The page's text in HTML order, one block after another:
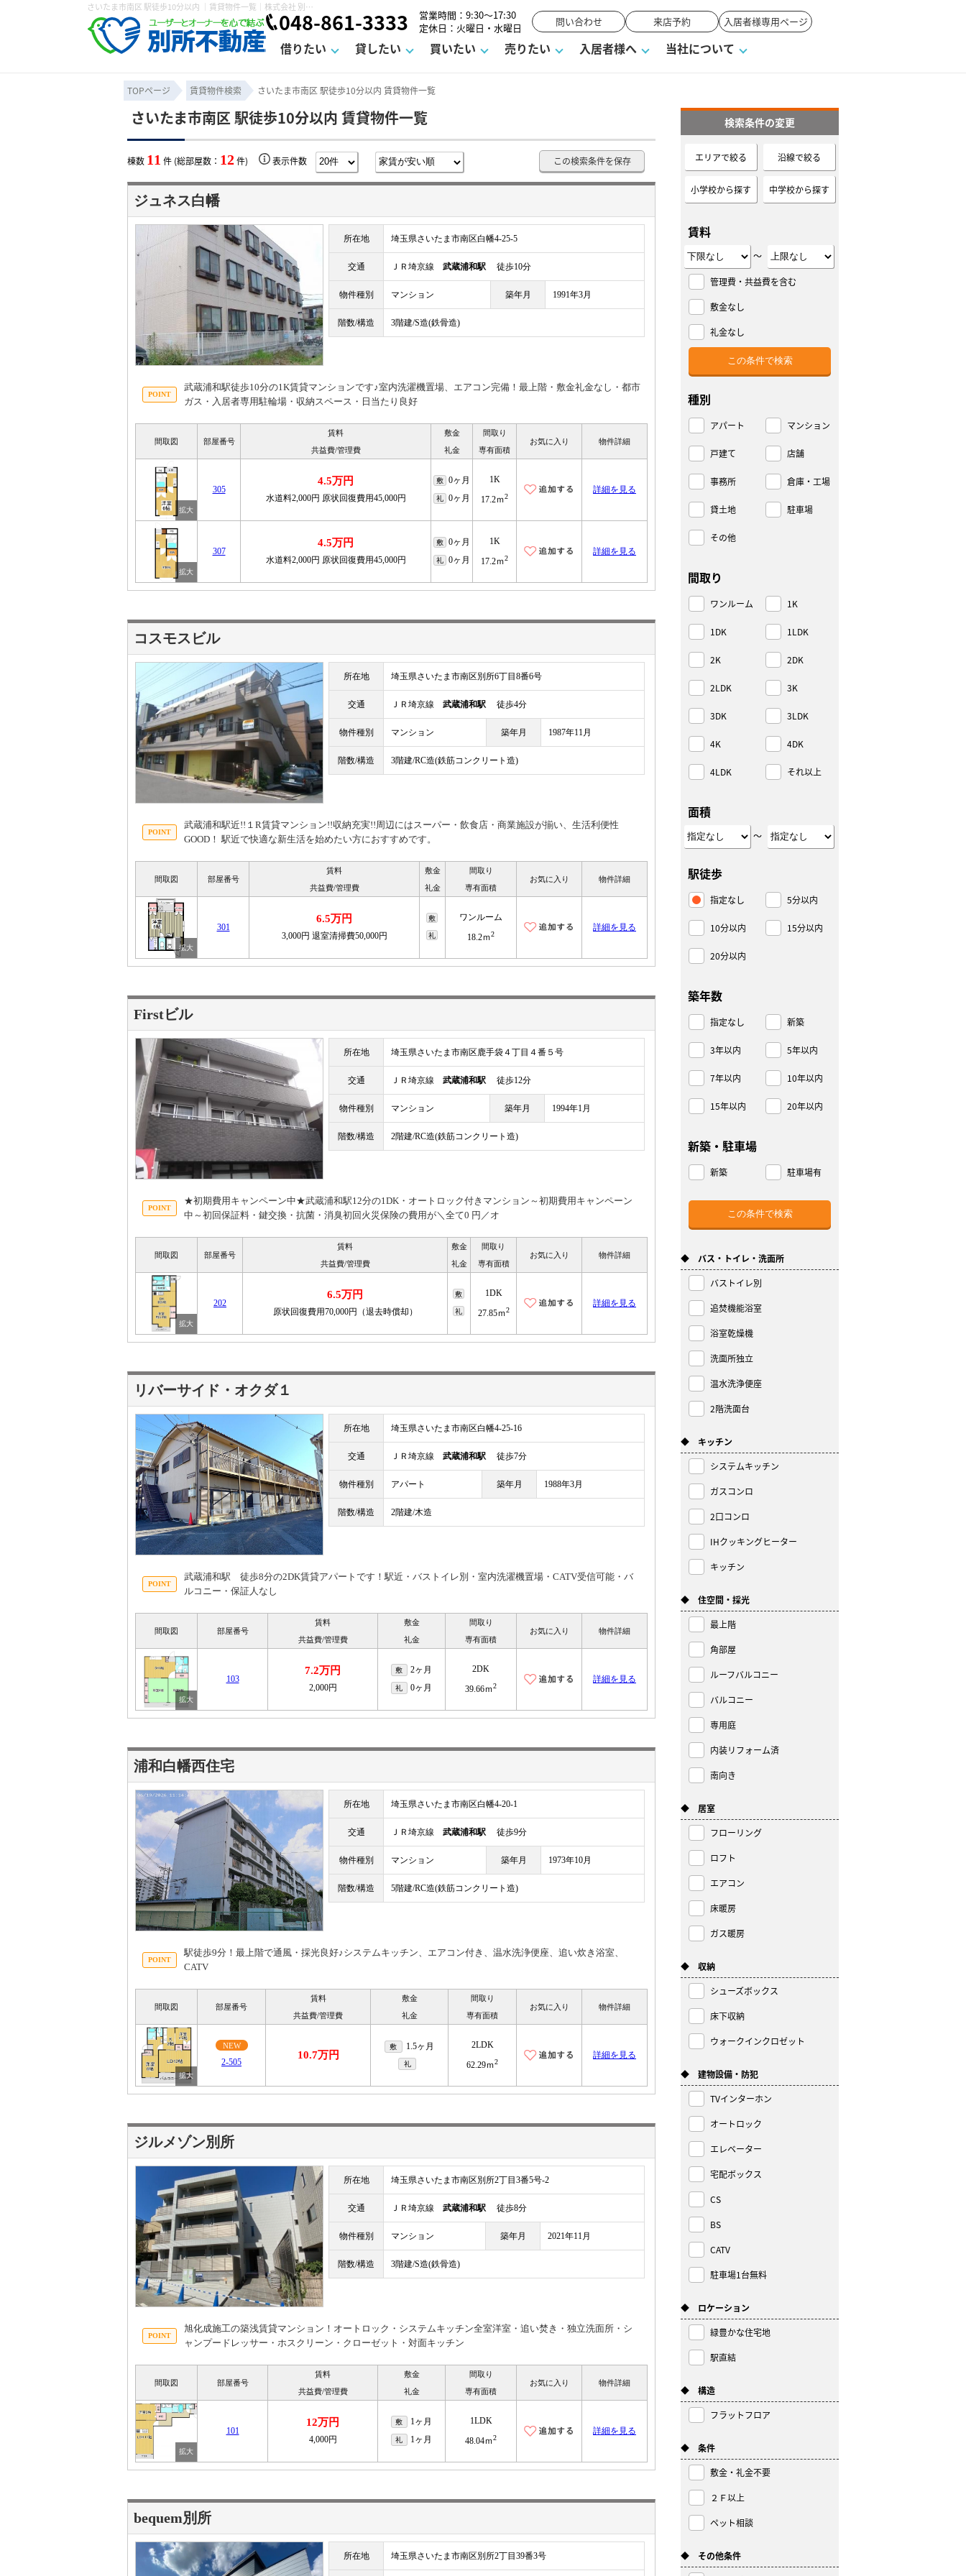
さいたま市南区 駅徒歩10分以内 ｜賃貸物件一覧｜株式会社 別所不動産
048-861-3333
営業時間：9:30～17:30
定休日：火曜日・水曜日
問い合わせ 来店予約 入居者様専用ページ
借りたい
条件から探す 学区から探す 町名から探す 駐車場を探す お気に入り一覧 物件閲覧履歴
保存した検索条件 賃貸契約までの流れ よくある質問 不動産用語・賃貸用語集
貸したい
賃貸管理について 賃貸経営塾 賃貸Q&A 空室対策 業界ニュース
オーナー座談会 賃貸法律相談室
買いたい
売買物件一覧 購入時の諸費用 購入までの流れ よくある質問 マンションVS戸建て 賃貸vs持ち家
売りたい
不動産売却について 住み替え 借地底地 相続 仲介手数料について
媒介契約の種類 諸費用 仲介と買取の違い 必要な書類 売却の流れ 高く売るポイント
よくある質問
入居者様へ
入居者様専用ページ 退去申請フォーム 駐車場解約フォーム
当社について
会社概要 スタッフ紹介 お知らせ お客様の声 街紹介 お問い合わせ 来店予約
個人情報の取り扱い カスタマーハラスメントに対する基本方針
TOPページ 賃貸物件検索 さいたま市南区 駅徒歩10分以内 賃貸物件一覧
さいたま市南区 駅徒歩10分以内 賃貸物件一覧
棟数 11 件 (総部屋数： 12件) 表示件数 この検索条件を保存
ジュネス白幡
所在地 埼玉県さいたま市南区白幡4-25-5
交通 ＪＲ埼京線 武蔵浦和駅 徒歩10分
物件種別 マンション 築年月 1991年3月
階数/構造 3階建/S造(鉄骨造)
武蔵浦和駅徒歩10分の1K賃貸マンションです♪室内洗濯機置場、エアコン完備！最上階・敷金礼金なし・都市
ガス・入居者専用駐輪場・収納スペース・日当たり良好
間取図 部屋番号
賃料
共益費/管理費
敷金
礼金
間取り
専有面積
お気に入り 物件詳細
305
4.5万円
水道料2,000円 原状回復費用45,000円
敷 0ヶ月
礼 0ヶ月
1K
17.2ｍ2
詳細を見る
307
4.5万円
水道料2,000円 原状回復費用45,000円
敷 0ヶ月
礼 0ヶ月
1K
17.2ｍ2
詳細を見る
コスモスビル
所在地 埼玉県さいたま市南区別所6丁目8番6号
交通 ＪＲ埼京線 武蔵浦和駅 徒歩4分
物件種別 マンション 築年月 1987年11月
階数/構造 3階建/RC造(鉄筋コンクリート造)
武蔵浦和駅近!!１R賃貸マンション!!収納充実!!周辺にはスーパー・飲食店・商業施設が揃い、生活利便性
GOOD！ 駅近で快適な新生活を始めたい方におすすめです。
間取図 部屋番号
賃料
共益費/管理費
敷金
礼金
間取り
専有面積
お気に入り 物件詳細
301
6.5万円
3,000円 退室清掃費50,000円
敷
礼
ワンルーム
18.2ｍ2
詳細を見る
Firstビル
所在地 埼玉県さいたま市南区鹿手袋４丁目４番５号
交通 ＪＲ埼京線 武蔵浦和駅 徒歩12分
物件種別 マンション 築年月 1994年1月
階数/構造 2階建/RC造(鉄筋コンクリート造)
★初期費用キャンペーン中★武蔵浦和駅12分の1DK・オートロック付きマンション～初期費用キャンペーン
中～初回保証料・鍵交換・抗菌・消臭初回火災保険の費用が＼全て0 円／オ
間取図 部屋番号
賃料
共益費/管理費
敷金
礼金
間取り
専有面積
お気に入り 物件詳細
202
6.5万円
原状回復費用70,000円（退去時償却）
敷
礼
1DK
27.85ｍ2
詳細を見る
リバーサイド・オクダ１
所在地 埼玉県さいたま市南区白幡4-25-16
交通 ＪＲ埼京線 武蔵浦和駅 徒歩7分
物件種別 アパート 築年月 1988年3月
階数/構造 2階建/木造
武蔵浦和駅 徒歩8分の2DK賃貸アパートです！駅近・バストイレ別・室内洗濯機置場・CATV受信可能・バ
ルコニー・保証人なし
間取図 部屋番号
賃料
共益費/管理費
敷金
礼金
間取り
専有面積
お気に入り 物件詳細
103
7.2万円
2,000円
敷 2ヶ月
礼 0ヶ月
2DK
39.66ｍ2
詳細を見る
浦和白幡西住宅
所在地 埼玉県さいたま市南区白幡4-20-1
交通 ＪＲ埼京線 武蔵浦和駅 徒歩9分
物件種別 マンション 築年月 1973年10月
階数/構造 5階建/RC造(鉄筋コンクリート造)
駅徒歩9分！最上階で通風・採光良好♪システムキッチン、エアコン付き、温水洗浄便座、追い炊き浴室、
CATV
間取図 部屋番号
賃料
共益費/管理費
敷金
礼金
間取り
専有面積
お気に入り 物件詳細
NEW
2-505
10.7万円
敷 1.5ヶ月
礼
2LDK
62.29ｍ2
詳細を見る
ジルメゾン別所
所在地 埼玉県さいたま市南区別所2丁目3番5号-2
交通 ＪＲ埼京線 武蔵浦和駅 徒歩8分
物件種別 マンション 築年月 2021年11月
階数/構造 3階建/S造(鉄骨造)
旭化成施工の築浅賃貸マンション！オートロック・システムキッチン全室洋室・追い焚き・独立洗面所・シ
ャンプードレッサー・ホスクリーン・クローゼット・対面キッチン
間取図 部屋番号
賃料
共益費/管理費
敷金
礼金
間取り
専有面積
お気に入り 物件詳細
101
12万円
4,000円
敷 1ヶ月
礼 1ヶ月
1LDK
48.04ｍ2
詳細を見る
bequem別所
所在地 埼玉県さいたま市南区別所2丁目39番3号
検索条件の変更
エリアで絞る 沿線で絞る
小学校から探す 中学校から探す
賃料
～
管理費・共益費を含む
敷金なし
礼金なし
種別
アパート マンション
戸建て 店舗
事務所 倉庫・工場
貸土地 駐車場
その他
間取り
ワンルーム 1K
1DK 1LDK
2K 2DK
2LDK 3K
3DK 3LDK
4K 4DK
4LDK それ以上
面積
～
駅徒歩
指定なし 5分以内
10分以内 15分以内
20分以内
築年数
指定なし 新築
3年以内 5年以内
7年以内 10年以内
15年以内 20年以内
新築・駐車場
新築 駐車場有
◆ バス・トイレ・洗面所
バストイレ別
追焚機能浴室
浴室乾燥機
洗面所独立
温水洗浄便座
2階洗面台
◆ キッチン
システムキッチン
ガスコンロ
2口コンロ
IHクッキングヒーター
キッチン
◆ 住空間・採光
最上階
角部屋
ルーフバルコニー
バルコニー
専用庭
内装リフォーム済
南向き
◆ 居室
フローリング
ロフト
エアコン
床暖房
ガス暖房
◆ 収納
シューズボックス
床下収納
ウォークインクロゼット
◆ 建物設備・防犯
TVインターホン
オートロック
エレベーター
宅配ボックス
CS
BS
CATV
駐車場1台無料
◆ ロケーション
緑豊かな住宅地
駅直結
◆ 構造
フラットフロア
◆ 条件
敷金・礼金不要
２Ｆ以上
ペット相談
◆ その他条件